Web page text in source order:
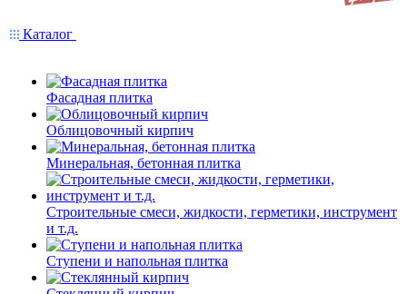
Каталог
Фасадная плитка
Облицовочный кирпич
Минеральная, бетонная плитка
Строительные смеси, жидкости, герметики, инструмент
и т.д.
Ступени и напольная плитка